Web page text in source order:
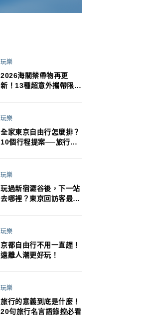
玩樂
2026海關禁帶物再更
新！13種超意外攜帶限
最高還罰百萬！注意事項
玩樂
全家東京自由行怎麼排？
10個行程提案──旅行不
法！
玩樂
玩過新宿澀谷後，下一站
去哪裡？東京回訪客最推
玩樂
京都自由行不用一直趕！
遠離人潮更好玩！
玩樂
旅行的意義到底是什麼！
20句旅行名言語錄控必看